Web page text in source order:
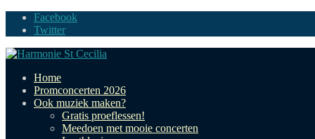
Facebook
Twitter
Home
Promconcerten 2026
Ook muziek maken?
Gratis proeflessen!
Meedoen met mooie concerten